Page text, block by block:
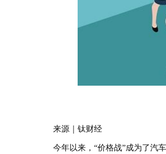
来源｜钛财经
今年以来，“价格战”成为了汽